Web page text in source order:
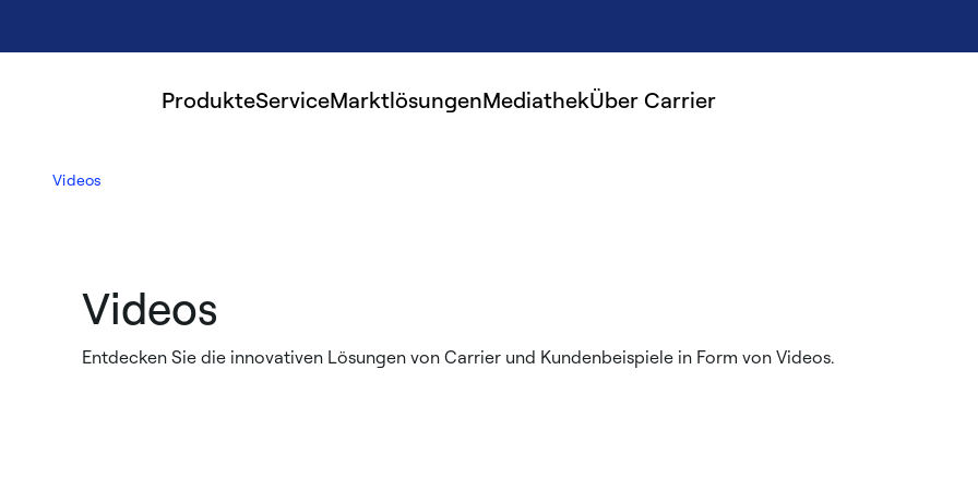
ProdukteServiceMarktlösungenMediathekÜber Carrier
Videos
Videos
Entdecken Sie die innovativen Lösungen von Carrier und Kundenbeispiele in Form von Videos.